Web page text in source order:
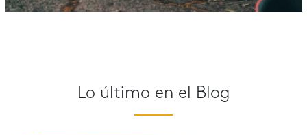
Lo último en el Blog